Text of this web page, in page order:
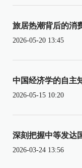
旅居热潮背后的消
2026-05-20 13:45
中国经济学的自主
2026-05-15 10:20
深刻把握中等发达
2026-03-24 13:56